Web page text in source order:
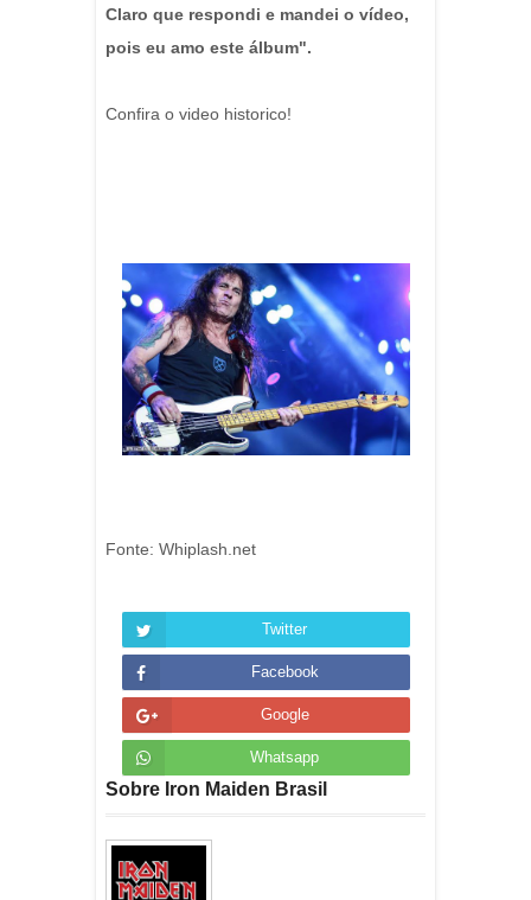
Claro que respondi e mandei o vídeo,
pois eu amo este álbum".
Confira o video historico!
Fonte: Whiplash.net
Twitter
Facebook
Google
Whatsapp
Sobre Iron Maiden Brasil